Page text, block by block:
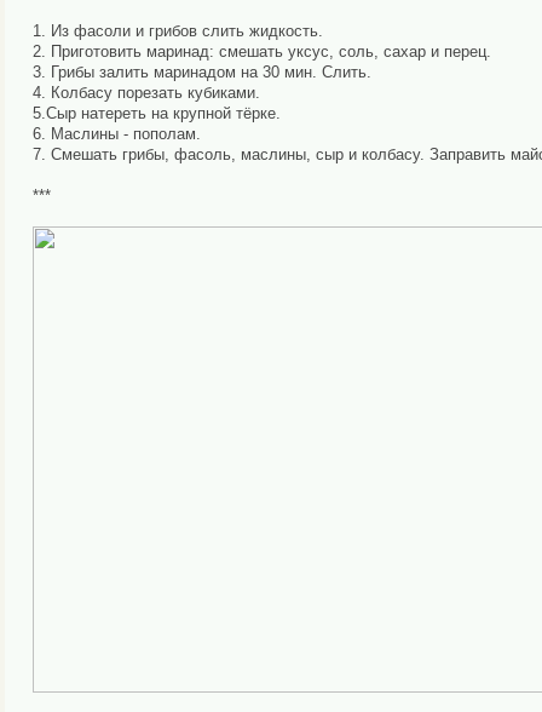
1. Из фасоли и грибов слить жидкость.
2. Приготовить маринад: смешать уксус, соль, сахар и перец.
3. Грибы залить маринадом на 30 мин. Слить.
4. Колбасу порезать кубиками.
5.Сыр натереть на крупной тёрке.
6. Маслины - пополам.
7. Смешать грибы, фасоль, маслины, сыр и колбасу. Заправить
***